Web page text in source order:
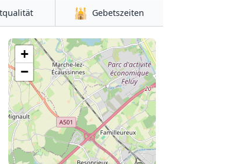
🕌 Gebetszeiten
+
−